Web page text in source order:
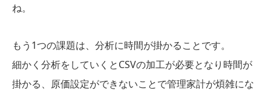
ね。
もう1つの課題は、分析に時間が掛かることです。
細かく分析をしていくとCSVの加工が必要となり時間が
掛かる、原価設定ができないことで管理家計が煩雑にな